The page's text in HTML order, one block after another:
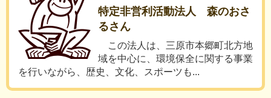
特定非営利活動法人 森のおさ
るさん
この法人は、三原市本郷町北方地
域を中心に、環境保全に関する事業
を行いながら、歴史、文化、スポーツも...